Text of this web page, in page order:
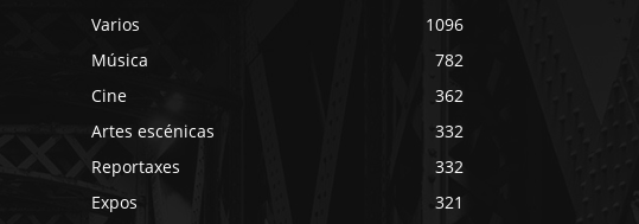
Varios
1096
Música
782
Cine
362
Artes escénicas
332
Reportaxes
332
Expos
321